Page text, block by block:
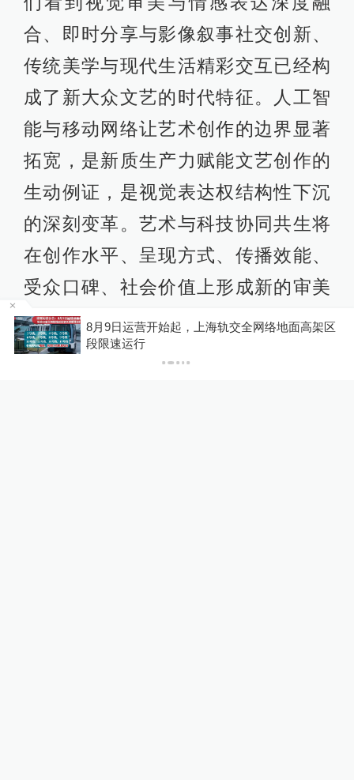
合、即时分享与影像叙事社交创新、
传统美学与现代生活精彩交互已经构
成了新大众文艺的时代特征。人工智
能与移动网络让艺术创作的边界显著
拓宽，是新质生产力赋能文艺创作的
生动例证，是视觉表达权结构性下沉
的深刻变革。艺术与科技协同共生将
在创作水平、呈现方式、传播效能、
受众口碑、社会价值上形成新的审美
包容度。我们要在技术哲学领域建立
中国摄影艺术的审美评价体系和新的
“青海和兰州在抢一碗面？”青海媒体：这种说
法，格局小了